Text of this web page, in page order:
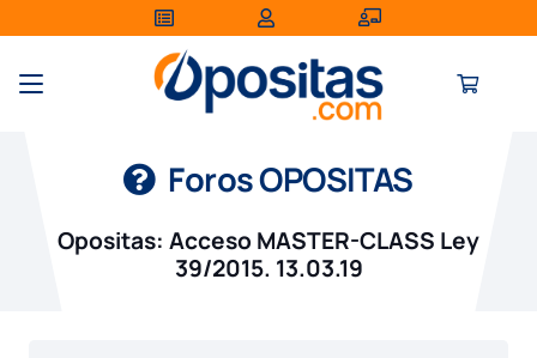
Foros OPOSITAS
Opositas: Acceso MASTER-CLASS Ley
39/2015. 13.03.19